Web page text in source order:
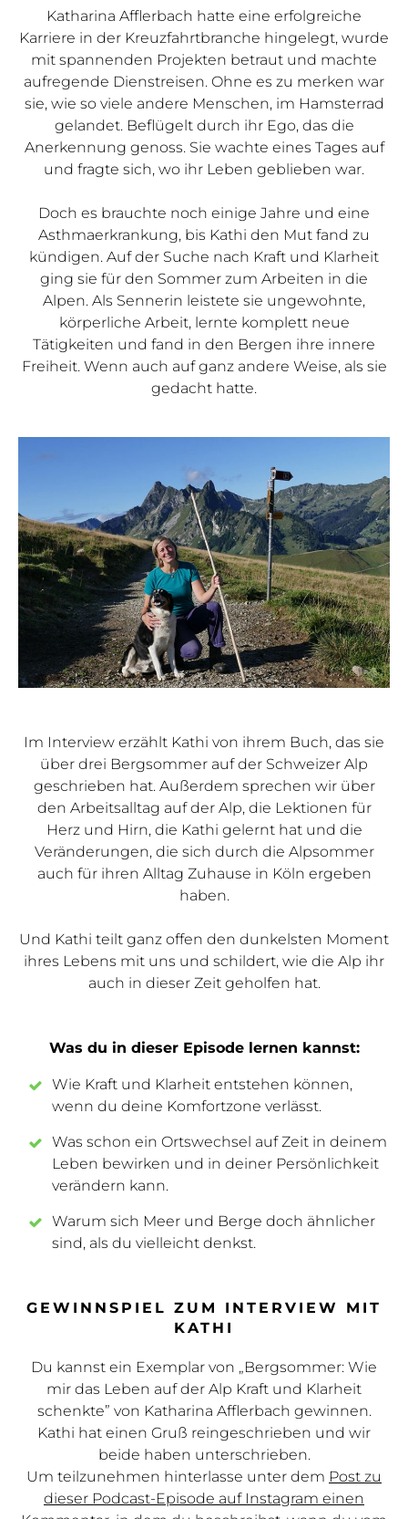
Katharina Afflerbach hatte eine erfolgreiche
Karriere in der Kreuzfahrtbranche hingelegt, wurde
mit spannenden Projekten betraut und machte
aufregende Dienstreisen. Ohne es zu merken war
sie, wie so viele andere Menschen, im Hamsterrad
gelandet. Beflügelt durch ihr Ego, das die
Anerkennung genoss. Sie wachte eines Tages auf
und fragte sich, wo ihr Leben geblieben war.
Doch es brauchte noch einige Jahre und eine
Asthmaerkrankung, bis Kathi den Mut fand zu
kündigen. Auf der Suche nach Kraft und Klarheit
ging sie für den Sommer zum Arbeiten in die
Alpen. Als Sennerin leistete sie ungewohnte,
körperliche Arbeit, lernte komplett neue
Tätigkeiten und fand in den Bergen ihre innere
Freiheit. Wenn auch auf ganz andere Weise, als sie
gedacht hatte.
Im Interview erzählt Kathi von ihrem Buch, das sie
über drei Bergsommer auf der Schweizer Alp
geschrieben hat. Außerdem sprechen wir über
den Arbeitsalltag auf der Alp, die Lektionen für
Herz und Hirn, die Kathi gelernt hat und die
Veränderungen, die sich durch die Alpsommer
auch für ihren Alltag Zuhause in Köln ergeben
haben.
Und Kathi teilt ganz offen den dunkelsten Moment
ihres Lebens mit uns und schildert, wie die Alp ihr
auch in dieser Zeit geholfen hat.
Was du in dieser Episode lernen kannst:
Wie Kraft und Klarheit entstehen können,
wenn du deine Komfortzone verlässt.
Was schon ein Ortswechsel auf Zeit in deinem
Leben bewirken und in deiner Persönlichkeit
verändern kann.
Warum sich Meer und Berge doch ähnlicher
sind, als du vielleicht denkst.
GEWINNSPIEL ZUM INTERVIEW MIT
KATHI
Du kannst ein Exemplar von „Bergsommer: Wie
mir das Leben auf der Alp Kraft und Klarheit
schenkte” von Katharina Afflerbach gewinnen.
Kathi hat einen Gruß reingeschrieben und wir
beide haben unterschrieben.
Um teilzunehmen hinterlasse unter dem Post zu
dieser Podcast-Episode auf Instagram einen